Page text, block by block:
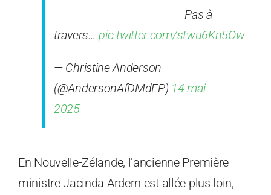
Pas à
travers…pic.twitter.com/stwu6Kn5Ow
— Christine Anderson
(@AndersonAfDMdEP) 14 mai
2025
En Nouvelle-Zélande, l’ancienne Première
ministre Jacinda Ardern est allée plus loin,